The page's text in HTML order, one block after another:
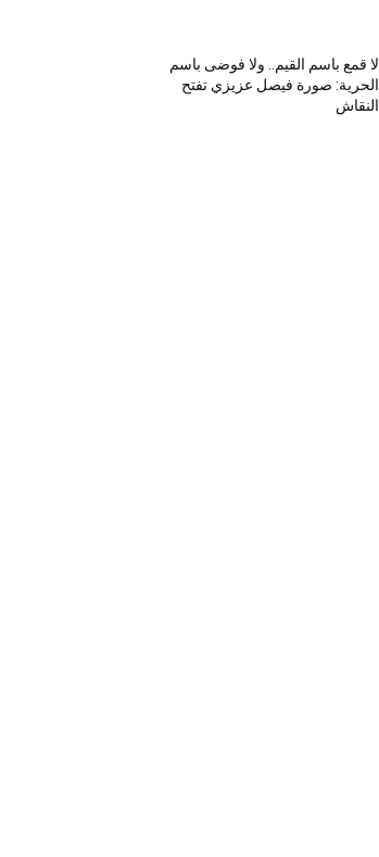
لا قمع باسم القيم.. ولا فوضى باسم
الحرية: صورة فيصل عزيزي تفتح
النقاش